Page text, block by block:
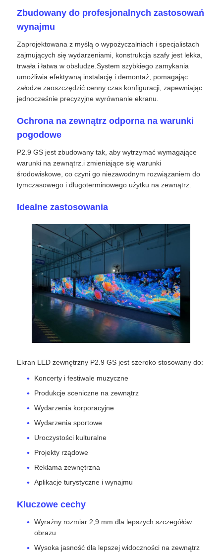
Poproś o wycenę
Wyświetlacz LED do ściany wideo
Ekran wyświetlacza LED
ekran LED na koncerty
Wynajem ekranów LED
Ściana wideo LED Cob
Ekran LED SMD
Płyty wyświetleniowe LED zewnętrzne
Zewnętrzny billboard ledowy
Zbudowany do profesjonalnych zastosowań
wynajmu
Zaprojektowana z myślą o wypożyczalniach i specjalistach
zajmujących się wydarzeniami, konstrukcja szafy jest lekka,
trwała i łatwa w obsłudze.System szybkiego zamykania
umożliwia efektywną instalację i demontaż, pomagając
załodze zaoszczędzić cenny czas konfiguracji, zapewniając
jednocześnie precyzyjne wyrównanie ekranu.
Ochrona na zewnątrz odporna na warunki
pogodowe
P2.9 GS jest zbudowany tak, aby wytrzymać wymagające
warunki na zewnątrz.i zmieniające się warunki
środowiskowe, co czyni go niezawodnym rozwiązaniem do
tymczasowego i długoterminowego użytku na zewnątrz.
Idealne zastosowania
Ekran LED zewnętrzny P2.9 GS jest szeroko stosowany do:
Koncerty i festiwale muzyczne
Produkcje sceniczne na zewnątrz
Wydarzenia korporacyjne
Wydarzenia sportowe
Uroczystości kulturalne
Projekty rządowe
Reklama zewnętrzna
Aplikacje turystyczne i wynajmu
Kluczowe cechy
Wyraźny rozmiar 2,9 mm dla lepszych szczegółów
obrazu
Wysoka jasność dla lepszej widoczności na zewnątrz